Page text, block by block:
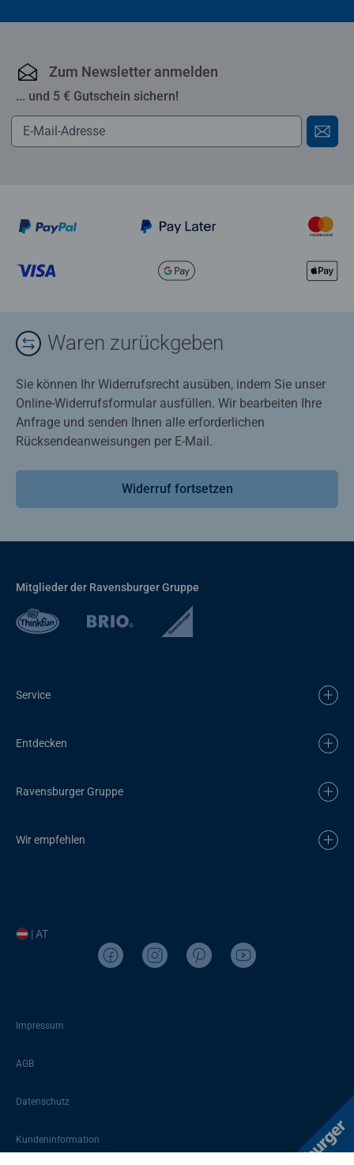
Zum Newsletter anmelden
... und 5 € Gutschein sichern!
Waren zurückgeben
Sie können Ihr Widerrufsrecht ausüben, indem Sie unser
Online-Widerrufsformular ausfüllen. Wir bearbeiten Ihre
Anfrage und senden Ihnen alle erforderlichen
Rücksendeanweisungen per E-Mail.
Widerruf fortsetzen
Mitglieder der Ravensburger Gruppe
Service
Entdecken
Ravensburger Gruppe
Wir empfehlen
| AT
Impressum
AGB
Datenschutz
Kundeninformation